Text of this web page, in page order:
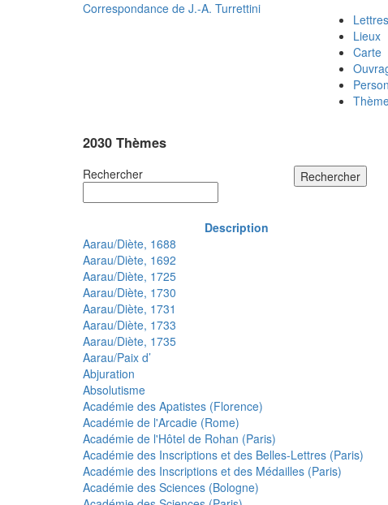
Correspondance de J.-A. Turrettini
Lettres
Lieux
Carte
2030 Thèmes
Rechercher Rechercher
Description
Aarau/Diète, 1688
Aarau/Diète, 1692
Aarau/Diète, 1725
Aarau/Diète, 1730
Aarau/Diète, 1731
Aarau/Diète, 1733
Aarau/Diète, 1735
Aarau/Paix d’
Abjuration
Absolutisme
Académie des Apatistes (Florence)
Académie de l'Arcadie (Rome)
Académie de l'Hôtel de Rohan (Paris)
Académie des Inscriptions et des Belles-Lettres (Paris)
Académie des Inscriptions et des Médailles (Paris)
Académie des Sciences (Bologne)